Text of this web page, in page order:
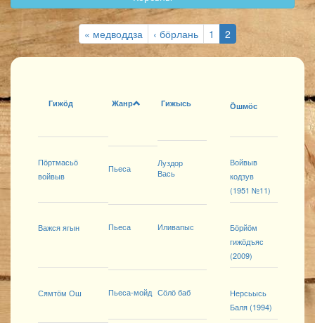
« медводдза ‹ бӧрлань 1 2
Гижӧд Жанр Гижысь Ӧшмӧс
Пӧртмасьӧ
войвыв
Пьеса
Луздор
Вась
Войвыв
кодзув
(1951 №11)
Важся ягын Пьеса Иливапыс
Бӧрйӧм
гижӧдъяс
(2009)
Сямтӧм Ош Пьеса-мойд Сӧлӧ баб
Нерсьысь
Баля (1994)